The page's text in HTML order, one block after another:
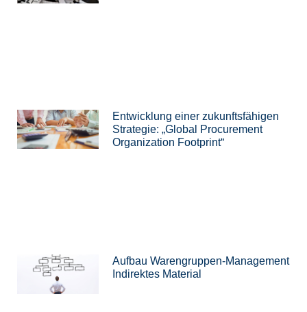
Entwicklung einer zukunftsfähigen
Strategie: „Global Procurement
Organization Footprint“
Aufbau Warengruppen-Management
Indirektes Material